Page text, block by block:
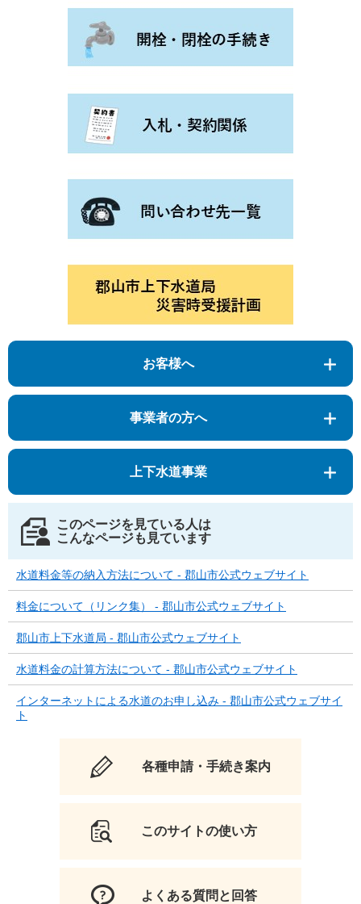
お客様へ
事業者の方へ
上下水道事業
このページを見ている人は
こんなページも見ています
水道料金等の納入方法について - 郡山市公式ウェブサイト
料金について（リンク集） - 郡山市公式ウェブサイト
郡山市上下水道局 - 郡山市公式ウェブサイト
水道料金の計算方法について - 郡山市公式ウェブサイト
インターネットによる水道のお申し込み - 郡山市公式ウェブサイ
ト
各種申請・手続き案内
このサイトの使い方
よくある質問と回答